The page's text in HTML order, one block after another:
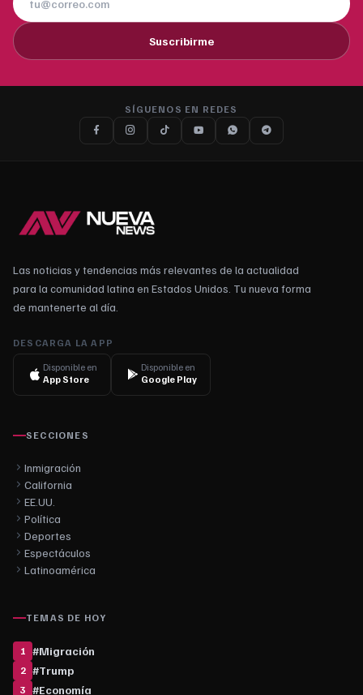
Suscribirme
SÍGUENOS EN REDES
Las noticias y tendencias más relevantes de la actualidad
para la comunidad latina en Estados Unidos. Tu nueva forma
de mantenerte al día.
DESCARGA LA APP
Disponible en
App Store
Disponible en
Google Play
SECCIONES
Inmigración
California
EE.UU.
Política
Deportes
Espectáculos
Latinoamérica
TEMAS DE HOY
1 #Migración
2 #Trump
3 #Economía